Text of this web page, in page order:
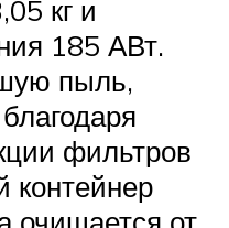
кг и
185 АВт.
пыль,
фильтров
контейнер